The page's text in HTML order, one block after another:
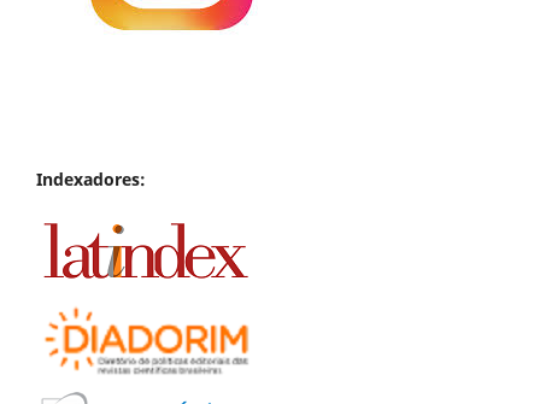
Indexadores: